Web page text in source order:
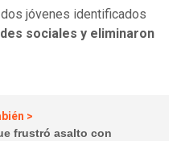
jóvenes identificados
sociales y eliminaron
>
frustró asalto con